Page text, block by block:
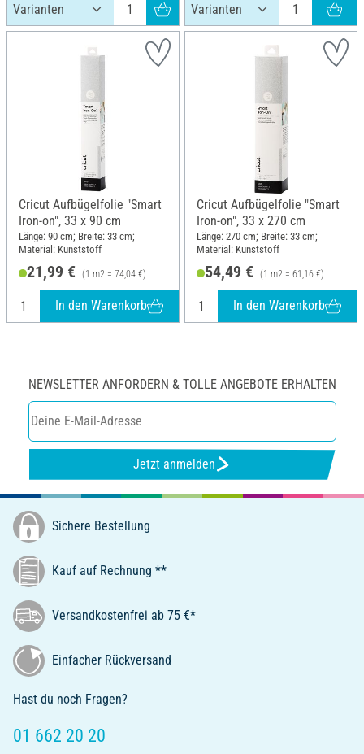
Cricut Aufbügelfolie "Smart
Iron-on", 33 x 90 cm
Länge: 90 cm; Breite: 33 cm;
Material: Kunststoff
21,99 € (1 m2 = 74,04 €)
In den Warenkorb
Cricut Aufbügelfolie "Smart
Iron-on", 33 x 270 cm
Länge: 270 cm; Breite: 33 cm;
Material: Kunststoff
54,49 € (1 m2 = 61,16 €)
In den Warenkorb
NEWSLETTER ANFORDERN & TOLLE ANGEBOTE ERHALTEN
Jetzt anmelden
Sichere Bestellung
Kauf auf Rechnung **
Versandkostenfrei ab 75 €*
Einfacher Rückversand
Hast du noch Fragen?
01 662 20 20